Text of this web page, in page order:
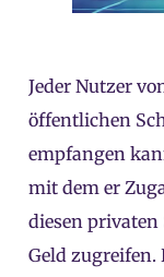
Jeder Nutzer
öffentlichen
empfangen
mit dem er
diesen
Geld zugreifen.